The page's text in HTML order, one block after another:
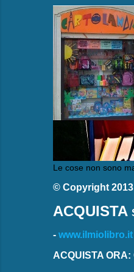
Le cose non sono
© Copyright
ACQUISTA
- www.ilmiolibro.it
ACQUISTA